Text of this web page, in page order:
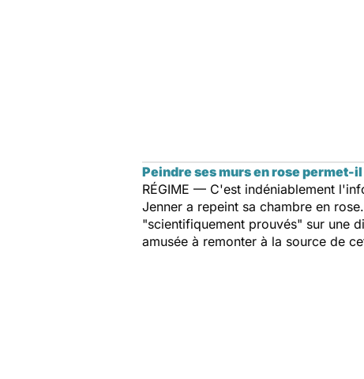
Peindre ses murs en rose permet-
RÉGIME — C'est indéniablement
Jenner a repeint sa chambre en
"scientifiquement prouvés" sur une
amusée à remonter à la source de